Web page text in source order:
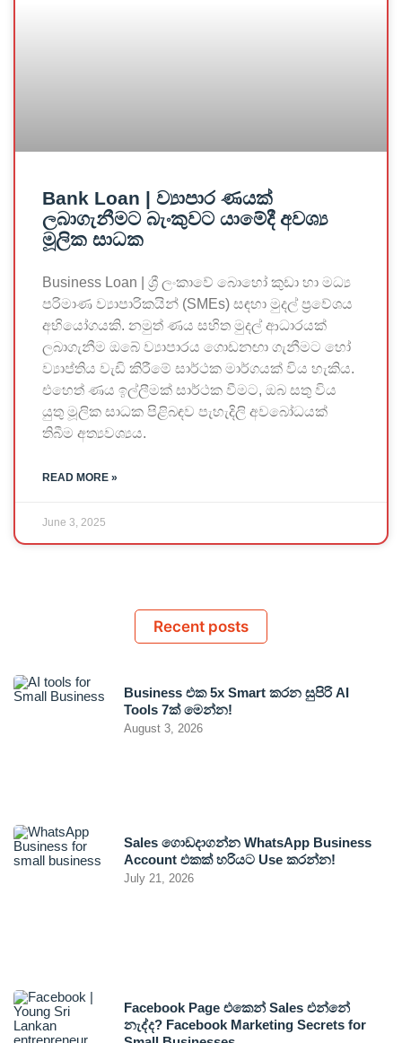
Bank Loan | ව්‍යාපාර ණයක්
ලබාගැනීමට බැංකුවට යාමේදී අවශ්‍ය
මූලික සාධක
Business Loan | ශ්‍රී ලංකාවේ බොහෝ කුඩා හා මධ්‍ය
පරිමාණ ව්‍යාපාරිකයින් (SMEs) සඳහා මුදල් ප්‍රවේශය
අභියෝගයකි. නමුත් ණය සහිත මුදල් ආධාරයක්
ලබාගැනීම ඔබේ ව්‍යාපාරය ගොඩනඟා ගැනීමට හෝ
ව්‍යාප්තිය වැඩි කිරීමේ සාර්ථක මාර්ගයක් විය හැකිය.
එහෙත් ණය ඉල්ලීමක් සාර්ථක වීමට, ඔබ සතු විය
යුතු මූලික සාධක පිළිබඳව පැහැදිලි අවබෝධයක්
තිබීම අත්‍යවශ්‍යය.
READ MORE »
June 3, 2025
Recent posts
Business එක 5x Smart කරන සුපිරි AI
Tools 7ක් මෙන්න!
August 3, 2026
Sales ගොඩදාගන්න WhatsApp Business
Account එකක් හරියට Use කරන්න!
July 21, 2026
Facebook Page එකෙන් Sales එන්නේ
නැද්ද? Facebook Marketing Secrets for